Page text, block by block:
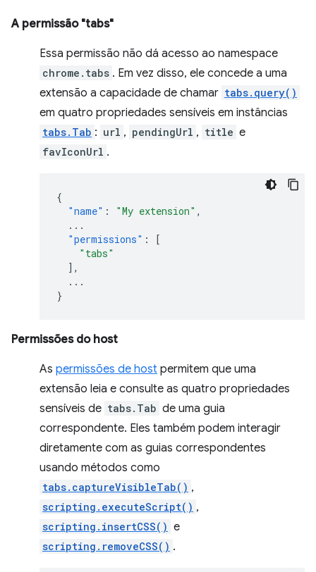
A permissão "tabs"
Essa permissão não dá acesso ao namespace
chrome.tabs . Em vez disso, ele concede a uma
extensão a capacidade de chamar tabs.query()
em quatro propriedades sensíveis em instâncias
tabs.Tab : url , pendingUrl , title e
favIconUrl .
{
"name" : "My extension" ,
...
"permissions" :
[
"tabs"
],
...
}
Permissões do host
As permissões de host permitem que uma
extensão leia e consulte as quatro propriedades
sensíveis de tabs.Tab de uma guia
correspondente. Eles também podem interagir
diretamente com as guias correspondentes
usando métodos como
tabs.captureVisibleTab() ,
scripting.executeScript() ,
scripting.insertCSS() e
scripting.removeCSS() .